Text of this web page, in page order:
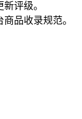
评级。
品收录规范。